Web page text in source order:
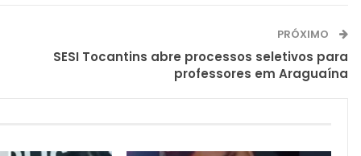
PRÓXIMO
SESI Tocantins abre processos seletivos para
professores em Araguaína